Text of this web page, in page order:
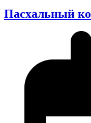
Пасхальный